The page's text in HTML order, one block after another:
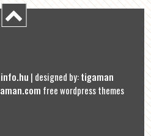
| designed by:tigaman
free wordpress themes